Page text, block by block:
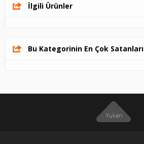
İlgili Ürünler
Bu Kategorinin En Çok Satanları